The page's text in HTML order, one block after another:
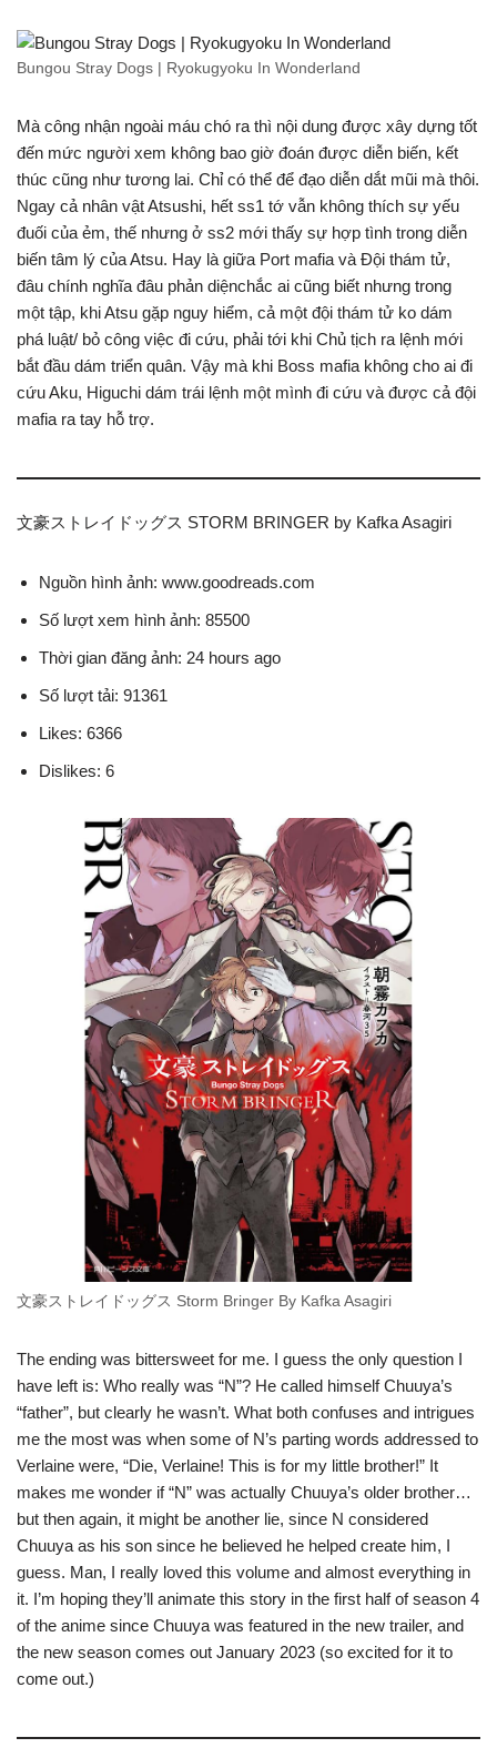
Bungou Stray Dogs | Ryokugyoku In Wonderland
Mà công nhận ngoài máu chó ra thì nội dung được xây dựng tốt
đến mức người xem không bao giờ đoán được diễn biến, kết
thúc cũng như tương lai. Chỉ có thể để đạo diễn dắt mũi mà thôi.
Ngay cả nhân vật Atsushi, hết ss1 tớ vẫn không thích sự yếu
đuối của ẻm, thế nhưng ở ss2 mới thấy sự hợp tình trong diễn
biến tâm lý của Atsu. Hay là giữa Port mafia và Đội thám tử,
đâu chính nghĩa đâu phản diệnchắc ai cũng biết nhưng trong
một tập, khi Atsu gặp nguy hiểm, cả một đội thám tử ko dám
phá luật/ bỏ công việc đi cứu, phải tới khi Chủ tịch ra lệnh mới
bắt đầu dám triển quân. Vậy mà khi Boss mafia không cho ai đi
cứu Aku, Higuchi dám trái lệnh một mình đi cứu và được cả đội
mafia ra tay hỗ trợ.
文豪ストレイドッグス STORM BRINGER by Kafka Asagiri
Nguồn hình ảnh: www.goodreads.com
Số lượt xem hình ảnh: 85500
Thời gian đăng ảnh: 24 hours ago
Số lượt tải: 91361
Likes: 6366
Dislikes: 6
文豪ストレイドッグス Storm Bringer By Kafka Asagiri
The ending was bittersweet for me. I guess the only question I
have left is: Who really was “N”? He called himself Chuuya’s
“father”, but clearly he wasn’t. What both confuses and intrigues
me the most was when some of N’s parting words addressed to
Verlaine were, “Die, Verlaine! This is for my little brother!” It
makes me wonder if “N” was actually Chuuya’s older brother…
but then again, it might be another lie, since N considered
Chuuya as his son since he believed he helped create him, I
guess. Man, I really loved this volume and almost everything in
it. I’m hoping they’ll animate this story in the first half of season 4
of the anime since Chuuya was featured in the new trailer, and
the new season comes out January 2023 (so excited for it to
come out.)